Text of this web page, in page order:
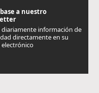
a nuestro
diariamente información de
directamente en su